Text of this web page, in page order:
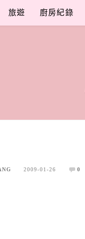
旅遊 廚房紀錄
2009-01-26 0